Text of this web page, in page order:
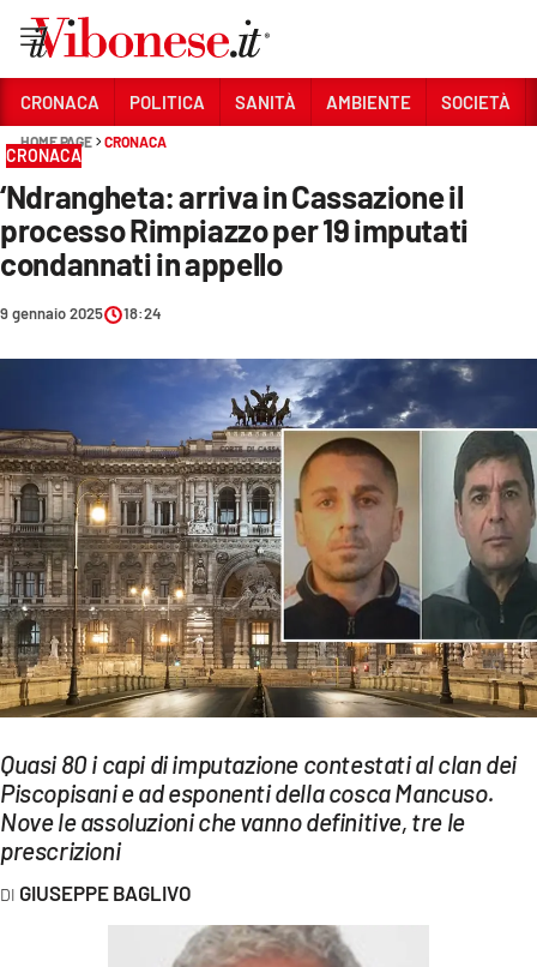
Sezioni
CRONACA
POLITICA
CULTURA
ECONOMIA E LAVORO
EVENTI
SPORT
Streaming
LAC TV
LAC NETWORK
LAC ONAIR
LaC
Network
CRONACA POLITICA SANITÀ AMBIENTE SOCIETÀ
HOME PAGE CRONACA
CRONACA
‘Ndrangheta: arriva in Cassazione il
processo Rimpiazzo per 19 imputati
condannati in appello
9 gennaio 2025 18:24
Quasi 80 i capi di imputazione contestati al clan dei
Piscopisani e ad esponenti della cosca Mancuso.
Nove le assoluzioni che vanno definitive, tre le
prescrizioni
GIUSEPPE BAGLIVO